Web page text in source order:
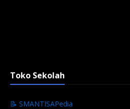
Toko Sekolah
📝 SMANTISAPedia